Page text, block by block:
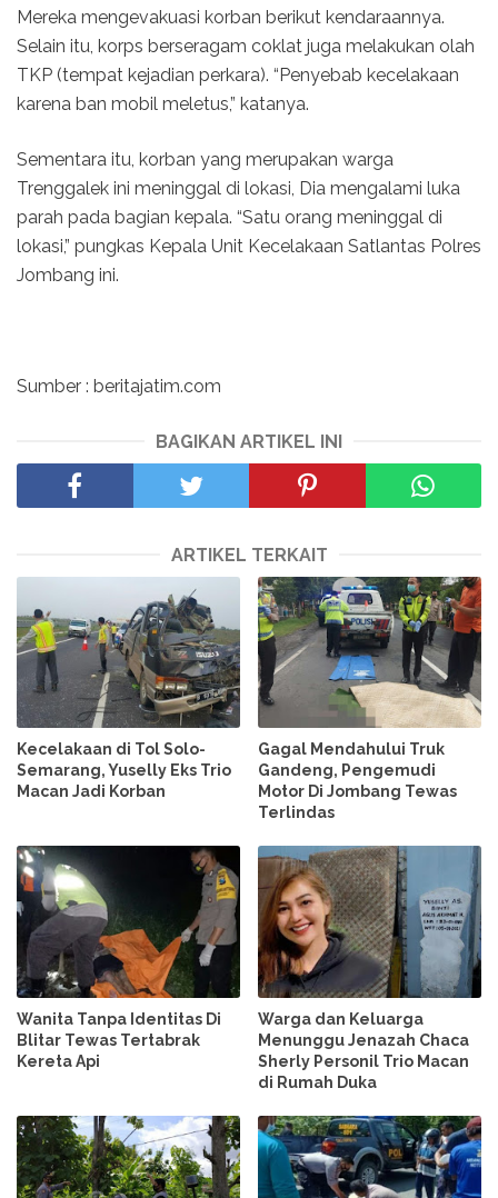
Mereka mengevakuasi korban berikut kendaraannya.
Selain itu, korps berseragam coklat juga melakukan olah
TKP (tempat kejadian perkara). “Penyebab kecelakaan
karena ban mobil meletus,” katanya.
Sementara itu, korban yang merupakan warga
Trenggalek ini meninggal di lokasi, Dia mengalami luka
parah pada bagian kepala. “Satu orang meninggal di
lokasi,” pungkas Kepala Unit Kecelakaan Satlantas Polres
Jombang ini.
Sumber : beritajatim.com
BAGIKAN ARTIKEL INI
ARTIKEL TERKAIT
Kecelakaan di Tol Solo-
Semarang, Yuselly Eks Trio
Macan Jadi Korban
Gagal Mendahului Truk
Gandeng, Pengemudi
Motor Di Jombang Tewas
Terlindas
Wanita Tanpa Identitas Di
Blitar Tewas Tertabrak
Kereta Api
Warga dan Keluarga
Menunggu Jenazah Chaca
Sherly Personil Trio Macan
di Rumah Duka